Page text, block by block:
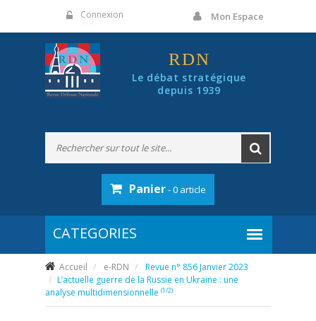
Connexion Mon Espace
RDN
Le débat stratégique
depuis 1939
Panier- 0 article
Accueil e-RDN
Revue n° 856 Janvier 2023
L’actuelle guerre de la Russie en Ukraine : une
analyse multidimensionnelle (1/2)